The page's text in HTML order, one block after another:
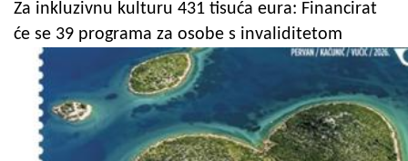
Za inkluzivnu kulturu 431 tisuća eura: Financirat
će se 39 programa za osobe s invaliditetom